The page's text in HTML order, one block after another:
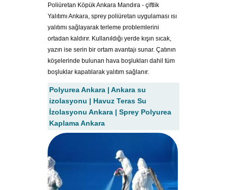
Poliüretan Köpük Ankara Mandıra - çiftlik
Yalıtımı Ankara, sprey poliüretan uygulaması ısı
yalıtımı sağlayarak terleme problemlerini
ortadan kaldırır. Kullanıldığı yerde kışın sıcak,
yazın ise serin bir ortam avantajı sunar. Çatının
köşelerinde bulunan hava boşlukları dahil tüm
boşluklar kapatılarak yalıtım sağlanır.
Polyurea Ankara | Ankara su
izolasyonu | Havuz Teras Su
İzolasyonu Ankara | Sprey Polyurea
Kaplama Ankara